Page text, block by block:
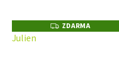
Z
D
ZDARMA
Julien